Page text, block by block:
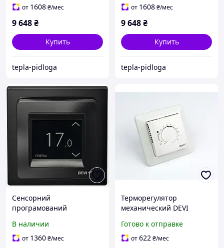
от 1608₴/мес
9 648₴
Купить
tepla-pidloga
от 1608₴/мес
9 648₴
Купить
tepla-pidloga
Сенсорний
програмований
Touch Black
В наличии
от 1360₴/мес
Терморегулятор
механический DEVI
Готово к отправке
от622₴/мес